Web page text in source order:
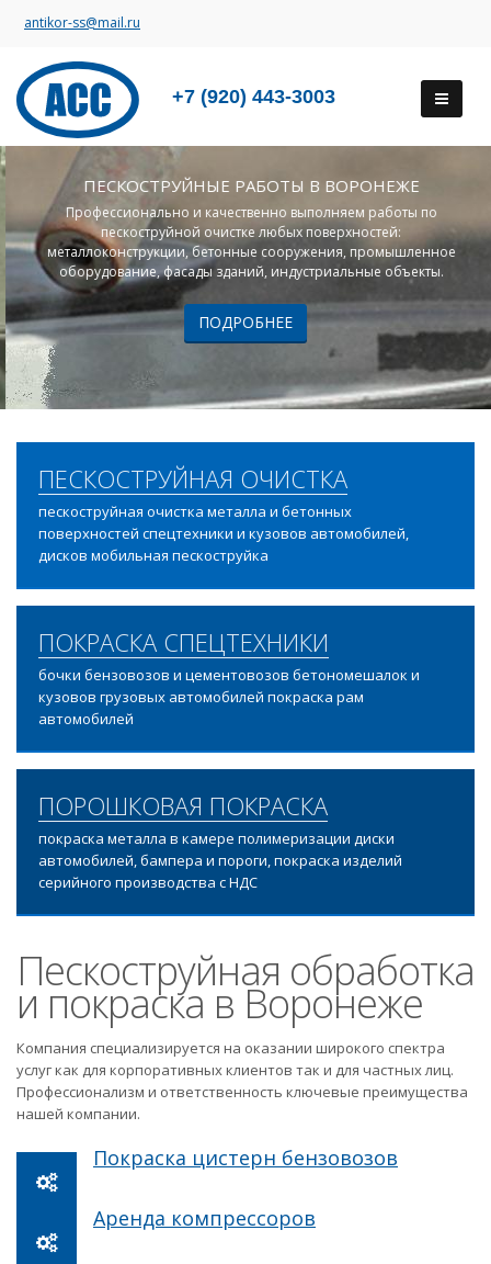
antikor-ss@mail.ru
+7 (920) 443-3003
ПЕСКОСТРУЙНЫЕ РАБОТЫ В ВОРОНЕЖЕ
Профессионально и качественно выполняем работы по
пескоструйной очистке любых поверхностей:
металлоконструкции, бетонные сооружения, промышленное
оборудование, фасады зданий, индустриальные объекты.
ПОДРОБНЕЕ
ПЕСКОСТРУЙНАЯ ОЧИСТКА
пескоструйная очистка металла и бетонных
поверхностей спецтехники и кузовов автомобилей,
дисков мобильная пескоструйка
ПОКРАСКА СПЕЦТЕХНИКИ
бочки бензовозов и цементовозов бетономешалок и
кузовов грузовых автомобилей покраска рам
автомобилей
ПОРОШКОВАЯ ПОКРАСКА
покраска металла в камере полимеризации диски
автомобилей, бампера и пороги, покраска изделий
серийного производства с НДС
Пескоструйная обработка
и покраска в Воронеже
Компания специализируется на оказании широкого спектра
услуг как для корпоративных клиентов так и для частных лиц.
Профессионализм и ответственность ключевые преимущества
нашей компании.
Покраска цистерн бензовозов
Аренда компрессоров